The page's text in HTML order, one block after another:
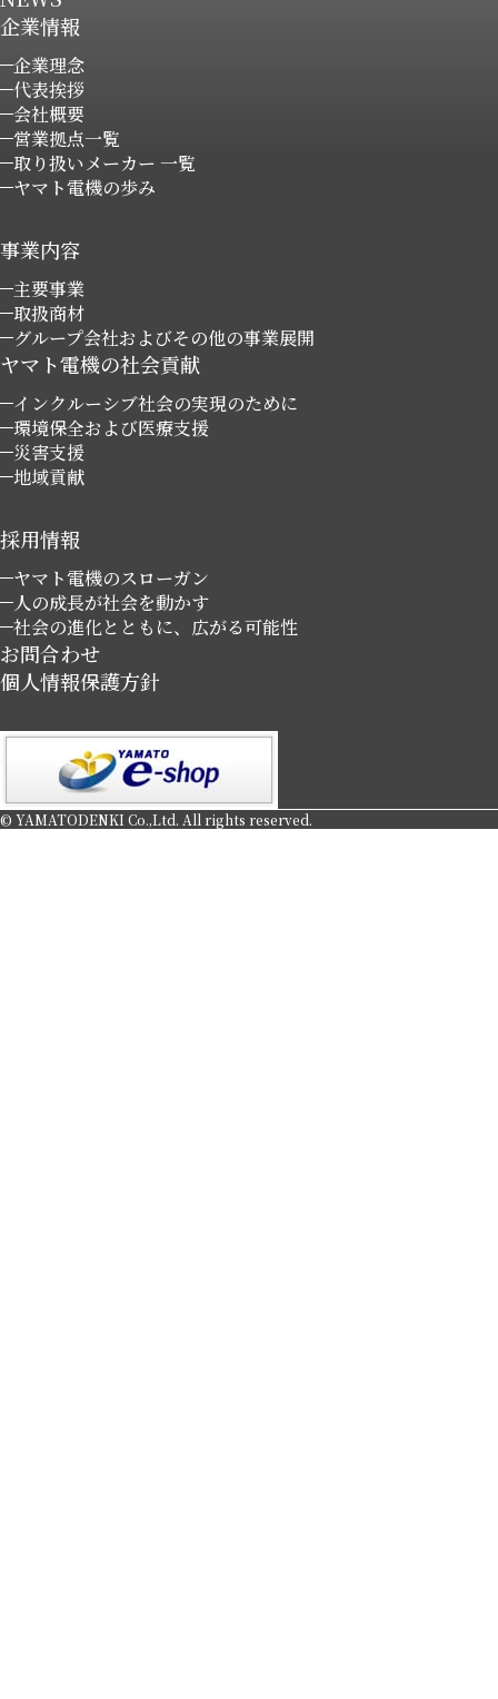
企業情報
企業理念
代表挨拶
会社概要
営業拠点一覧
取り扱いメーカー 一覧
ヤマト電機の歩み
事業内容
主要事業
取扱商材
グループ会社およびその他の事業展開
ヤマト電機の社会貢献
インクルーシブ社会の実現のために
環境保全および医療支援
災害支援
地域貢献
採用情報
ヤマト電機のスローガン
人の成長が社会を動かす
社会の進化とともに、広がる可能性
お問合わせ
個人情報保護方針
© YAMATODENKI Co.,Ltd. All rights reserved.